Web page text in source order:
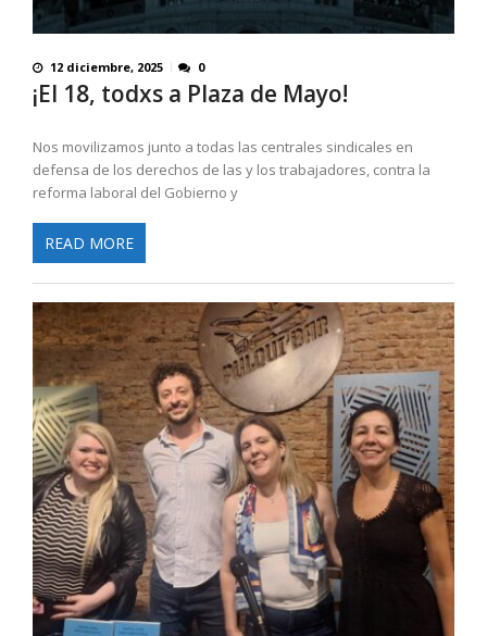
12 diciembre, 2025 0
¡El 18, todxs a Plaza de Mayo!
Nos movilizamos junto a todas las centrales sindicales en
defensa de los derechos de las y los trabajadores, contra la
reforma laboral del Gobierno y
READ MORE